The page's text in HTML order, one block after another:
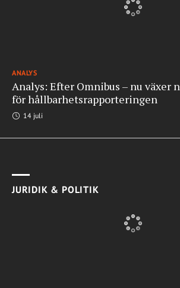
ANALYS
Analys: Efter Omnibus – nu växer
för hållbarhetsrapporteringen
14 juli
JURIDIK & POLITIK